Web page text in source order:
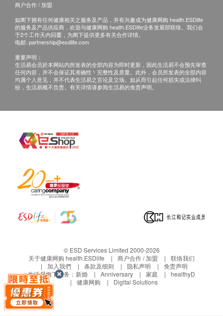
明制药 客户服务部跟进。
电邮:marketing@wmm.com.hk
商户合作 / 加盟
如阁下拥有任何健康相关之服务及产品，并有兴趣成为健康网购 health.ESDlife
的服务及产品供应商，欢迎与健康网购 health.ESDlife业务发展部联络。我们会
于2个工作天内回覆，为阁下提供更多有关合作详情。
电邮: partnership@esdlife.com
重要声明：
生活易会员於本网站内所发表的全部内容为即时更新，因此生活易不会预先审查
任何内容，并不会保证其准确性丶完整性及质量。此外，会员所发表的全部内容
均属个人意见，并不代表生活易之言论及立场。如从而引起任何损失或法律纠
纷，生活易概不负责。有关详情请参阅生活易的免责声明。
© ESD Services Limited 2000-2026
关于健康网购 health.ESDlife
商户合作 / 加盟
联络我们
加入我們
条款及细则 隐私声明
免责声明
生活易旗下业务： 新婚 Anniversary 家庭
healthyD
健康网购
Digital Solutions